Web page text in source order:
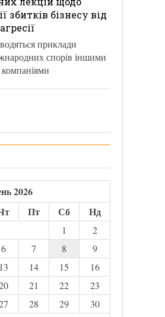
збитків бізнесу від
приклади
спорів іншими
2026
Пт Сб Нд
1
2
6 7 8
9
13 14 15
16
21 22
23
28 29
30